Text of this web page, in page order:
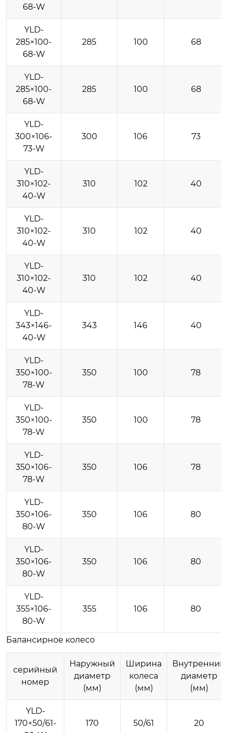
68-W
YLD-
285×100-
68-W
285 100 68
YLD-
285×100-
68-W
285 100 68
YLD-
300×106-
73-W
300 106 73
YLD-
310×102-
40-W
310 102 40
YLD-
310×102-
40-W
310 102 40
YLD-
310×102-
40-W
310 102 40
YLD-
343×146-
40-W
343 146 40
YLD-
350×100-
78-W
350 100 78
YLD-
350×100-
78-W
350 100 78
YLD-
350×106-
78-W
350 106 78
YLD-
350×106-
80-W
350 106 80
YLD-
350×106-
80-W
350 106 80
YLD-
355×106-
80-W
355 106 80
Балансирное колесо
серийный
номер
Наружный
диаметр
(мм)
Ширина
колеса
(мм)
Внутренний
диаметр
(мм)
YLD-
170×50/61-
170 50/61 20